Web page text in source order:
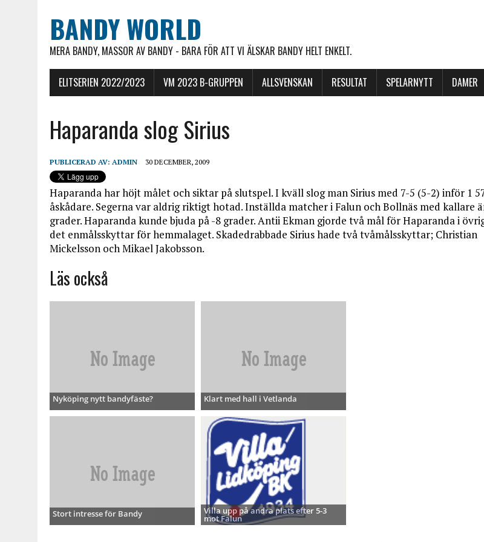
BANDY WORLD
MERA BANDY, MASSOR AV BANDY - BARA FÖR ATT VI ÄLSKAR BANDY HELT ENKELT.
ELITSERIEN 2022/2023 VM 2023 B-GRUPPEN ALLSVENSKAN RESULTAT SPELARNYTT DAMER
Haparanda slog Sirius
PUBLICERAD AV: ADMIN 30 DECEMBER, 2009
Haparanda har höjt målet och siktar på slutspel. I kväll slog man Sirius med 7-5 (5-2) inför 1
åskådare. Segerna var aldrig riktigt hotad. Inställda matcher i Falun och Bollnäs med kallare
grader. Haparanda kunde bjuda på -8 grader. Antii Ekman gjorde två mål för Haparanda i
det enmålsskyttar för hemmalaget. Skadedrabbade Sirius hade två tvåmålsskyttar; Christian
Mickelsson och Mikael Jakobsson.
Läs också
Nyköping nytt bandyfäste? Klart med hall i Vetlanda
Stort intresse för Bandy Villa upp på andra plats efter 5-3
mot Falun